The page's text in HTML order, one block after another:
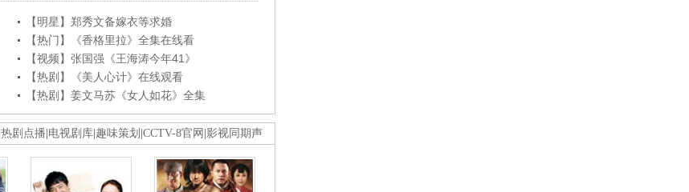
【明星】郑秀文备嫁衣等求婚
【热门】《香格里拉》全集在线看
【视频】张国强《王海涛今年41》
【热剧】《美人心计》在线观看
【热剧】姜文马苏《女人如花》全集
热剧点播 电视剧库 趣味策划 CCTV-8官网 影视同期声